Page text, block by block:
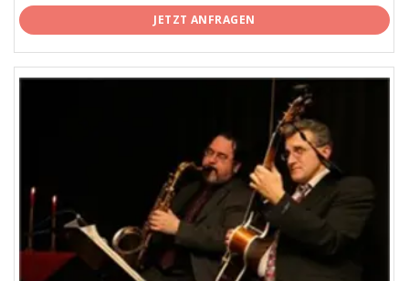
JETZT ANFRAGEN